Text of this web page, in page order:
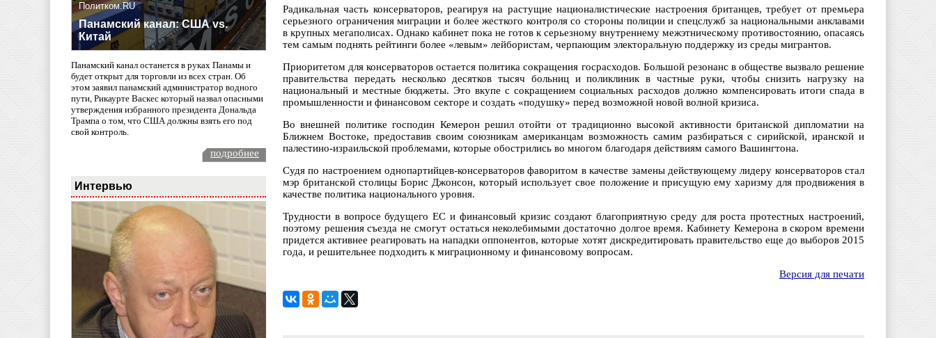
Политком.RU
Панамский канал: США vs.
Китай
Панамский канал останется в руках Панамы и
будет открыт для торговли из всех стран. Об
этом заявил панамский администратор водного
пути, Рикаурте Васкес который назвал опасными
утверждения избранного президента Дональда
Трампа о том, что США должны взять его под
свой контроль.
подробнее
Интервью
Радикальная часть консерваторов, реагируя на растущие националистические настроения британцев, требует от премьера
серьезного ограничения миграции и более жесткого контроля со стороны полиции и спецслужб за национальными анклавами
в крупных мегаполисах. Однако кабинет пока не готов к серьезному внутреннему межэтническому противостоянию, опасаясь
тем самым поднять рейтинги более «левым» лейбористам, черпающим электоральную поддержку из среды мигрантов.
Приоритетом для консерваторов остается политика сокращения госрасходов. Большой резонанс в обществе вызвало решение
правительства передать несколько десятков тысяч больниц и поликлиник в частные руки, чтобы снизить нагрузку на
национальный и местные бюджеты. Это вкупе с сокращением социальных расходов должно компенсировать итоги спада в
промышленности и финансовом секторе и создать «подушку» перед возможной новой волной кризиса.
Во внешней политике господин Кемерон решил отойти от традиционно высокой активности британской дипломатии на
Ближнем Востоке, предоставив своим союзникам американцам возможность самим разбираться с сирийской, иранской и
палестино-израильской проблемами, которые обострились во многом благодаря действиям самого Вашингтона.
Судя по настроением однопартийцев-консерваторов фаворитом в качестве замены действующему лидеру консерваторов стал
мэр британской столицы Борис Джонсон, который использует свое положение и присущую ему харизму для продвижения в
качестве политика национального уровня.
Трудности в вопросе будущего ЕС и финансовый кризис создают благоприятную среду для роста протестных настроений,
поэтому решения съезда не смогут остаться неколебимыми достаточно долгое время. Кабинету Кемерона в скором времени
придется активнее реагировать на нападки оппонентов, которые хотят дискредитировать правительство еще до выборов 2015
года, и решительнее подходить к миграционному и финансовому вопросам.
Версия для печати